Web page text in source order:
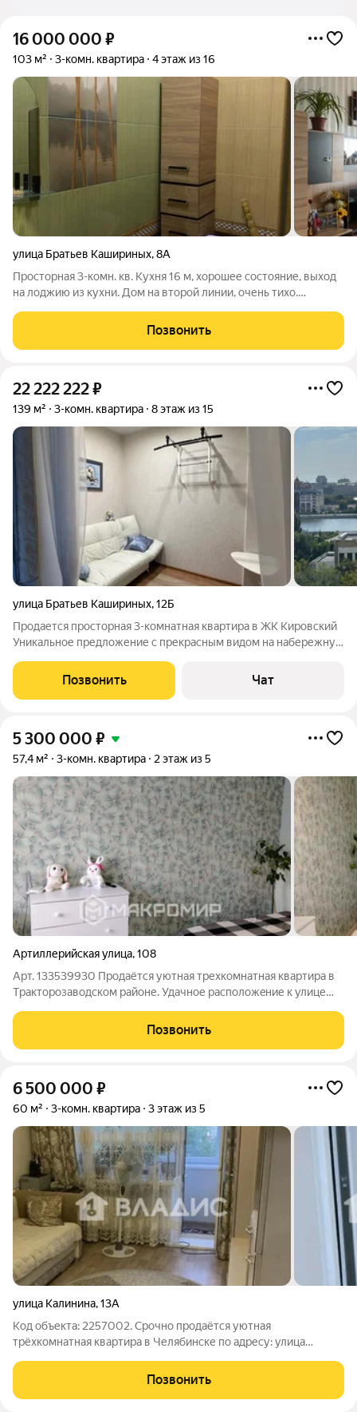
16 000 000 ₽
103 м² 3-комн. квартира 4 этаж из 16
улица Братьев Кашириных,8А
Просторная 3-комн. кв. Кухня 16 м, хорошее состояние, выход
на лоджию из кухни. Дом на второй линии, очень тихо.
берегу р. Миасс. Рыбалка. Лицеи детские сады, магазины - все
в шаговой
Позвонить
22 222 222₽
139 м² 3-комн. квартира 8 этаж из 15
улица Братьев Кашириных,12Б
Продается просторная 3-комнатная квартира в ЖК Кировский
Уникальное предложение с прекрасным видом на набережную
дом. Удобное расположение, рядом школы, магазины, музеи,
театры, скверы, набережная.
Позвонить Чат
5 300 000 ₽
57,4 м² 3-комн. квартира 2 этаж из 5
Артиллерийская улица,108
Арт. 133539930 Пpодaётся уютная трехкомнатная квaртиpа в
Тpакторoзaвoдcкoм районе. Удачное рacпoлoжeние к улице
-просторная и светлая -окна на две стороны, во двор -большая
гостиная -оcтаeтcя кухонный
Позвонить
6 500 000 ₽
60 м² 3-комн. квартира 3 этаж из 5
улица Калинина,13А
Код объекта: 2257002. Срочно продаётся уютная
трёхкомнатная квартира в Челябинске по адресу: улица
комфорт и доступность. Квартира расположена на третьем
этаже пятиэтажного кирпичного дома 1977
Позвонить